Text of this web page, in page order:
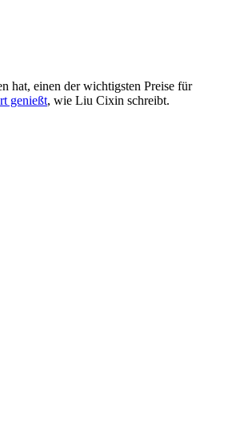
hat, einen der wichtigsten Preise für
genießt, wie Liu Cixin schreibt.